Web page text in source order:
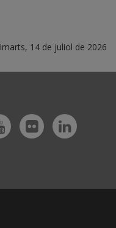
14 de juliol de 2026
YoutubeFlickr